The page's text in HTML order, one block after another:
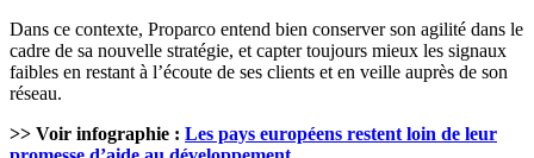
Dans ce contexte, Proparco entend bien conserver son agilité dans le
cadre de sa nouvelle stratégie, et capter toujours mieux les signaux
faibles en restant à l’écoute de ses clients et en veille auprès de son
réseau.
>> Voir infographie : Les pays européens restent loin de leur